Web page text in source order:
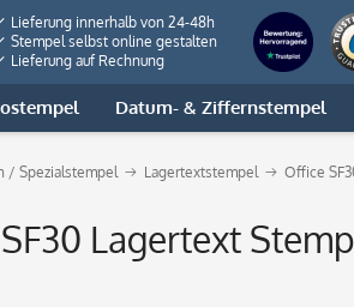
Lieferung innerhalb von 24-48h
Stempel selbst online gestalten
Lieferung auf Rechnung
Datum- & Ziffernstempel
/ Spezialstempel Lagertextstempel Office
Lagertext